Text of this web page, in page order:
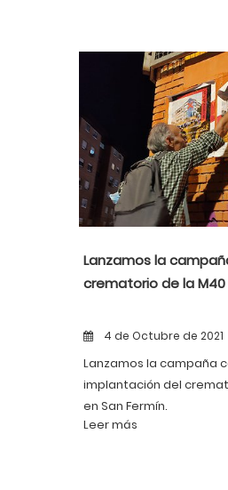
Lanzamos la
crematorio de la M40
4 de Octubre de 2021
Lanzamos la campaña
implantación del
en San Fermín.
Leer más